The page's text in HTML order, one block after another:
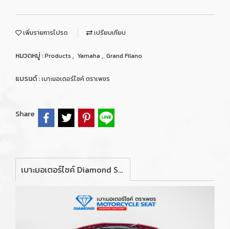
เพิ่มรายการโปรด เปรียบเทียบ
หมวดหมู่ :Products, Yamaha , Grand Filano
แบรนด์ :เบาะมอเตอร์ไซค์ ตราเพชร
Share
เบาะมอเตอร์ไซค์ Diamond Seat สำหรับรถจักรยานยนต์ รุ่น YAMAHA GRAND FILANO ปี 2014-2017 (สีแดงคิ้วขาว)